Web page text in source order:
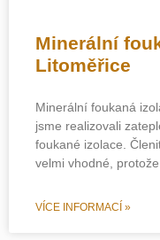
Minerální
Litoměřice
Minerální foukaná
jsme realizovali
foukané izolace.
velmi vhodné,
VÍCE INFORMACÍ »